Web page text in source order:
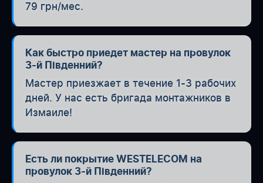
79 грн/мес.
Как быстро приедет мастер на провулок
3-й Південний?
Мастер приезжает в течение 1-3 рабочих
дней. У нас есть бригада монтажников в
Измаиле!
Есть ли покрытие WESTELECOM на
провулок 3-й Південний?